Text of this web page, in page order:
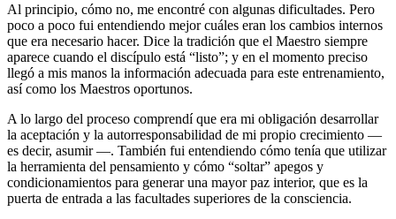
Al principio, cómo no, me encontré con algunas dificultades. Pero
poco a poco fui entendiendo mejor cuáles eran los cambios internos
que era necesario hacer. Dice la tradición que el Maestro siempre
aparece cuando el discípulo está “listo”; y en el momento preciso
llegó a mis manos la información adecuada para este entrenamiento,
así como los Maestros oportunos.
A lo largo del proceso comprendí que era mi obligación desarrollar
la aceptación y la autorresponsabilidad de mi propio crecimiento —
es decir, asumir —. También fui entendiendo cómo tenía que utilizar
la herramienta del pensamiento y cómo “soltar” apegos y
condicionamientos para generar una mayor paz interior, que es la
puerta de entrada a las facultades superiores de la consciencia.